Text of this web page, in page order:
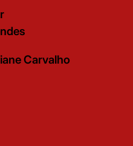
Carvalho